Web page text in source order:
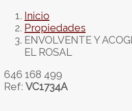
Inicio
Propiedades
ENVOLVENTE Y
EL ROSAL
646 168 499
Ref: VC1734A